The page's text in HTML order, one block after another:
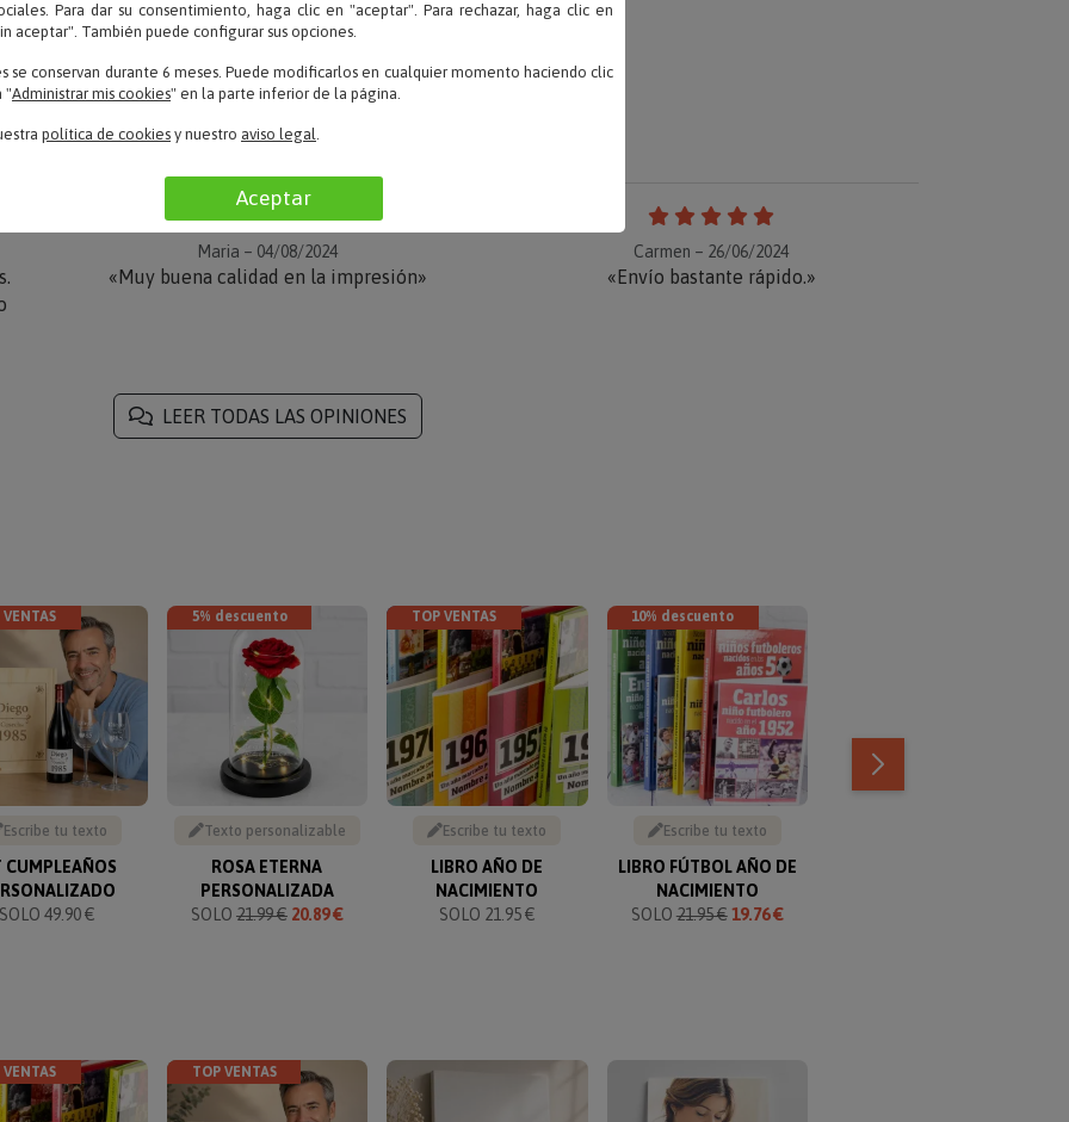
OPINIONES
Maria – 04/08/2024
«Muy buena calidad en la impresión»
Carmen – 26/06/2024
«Envío bastante rápido.»
LEER TODAS LAS OPINIONES
Escribe tu texto
CUMPLEAÑOS
SOLO 49.90 €
5% descuento
Texto personalizable
ROSA ETERNA
PERSONALIZADA
SOLO 21.99 € 20.89 €
TOP VENTAS
Escribe tu texto
LIBRO AÑO DE
NACIMIENTO
SOLO 21.95 €
10% descuento
Escribe tu texto
LIBRO FÚTBOL AÑO DE
NACIMIENTO
SOLO 21.95 € 19.76 €
TOP VENTAS
Para dar su consentimiento, haga clic en "aceptar". Para rechazar, haga clic en
aceptar". También puede configurar sus opciones.
se conservan durante 6 meses. Puede modificarlos en cualquier momento haciendo clic
"Administrar mis cookies" en la parte inferior de la página.
política de cookies y nuestro aviso legal.
Aceptar